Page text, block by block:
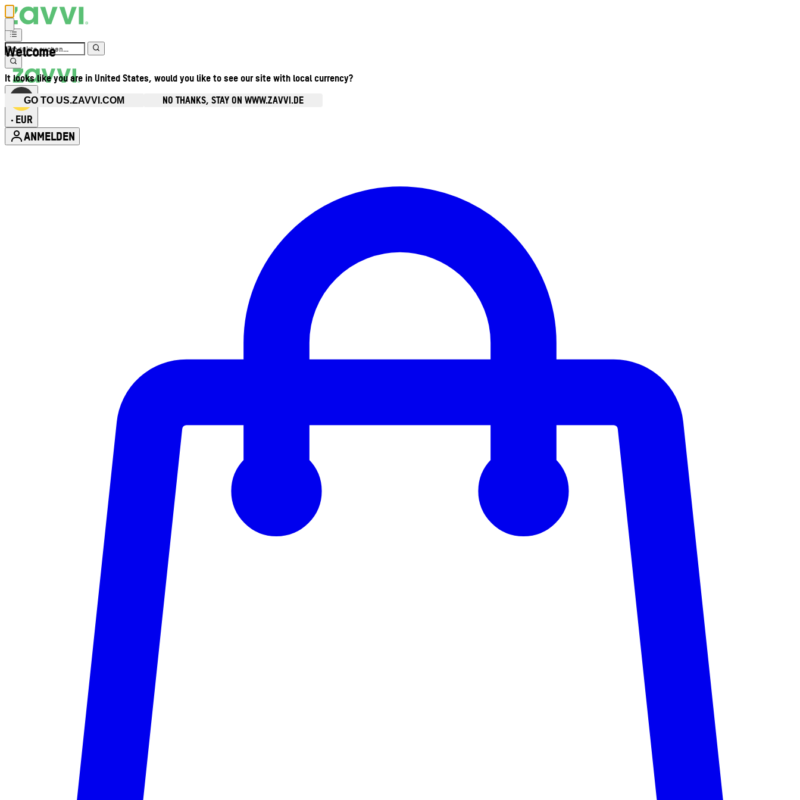
Welcome
It looks like you are in United States, would you like to see our site with local currency?
GO TO US.ZAVVI.COM NO THANKS, STAY ON WWW.ZAVVI.DE
• EUR
ANMELDEN